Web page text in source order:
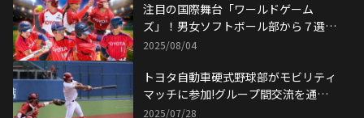
注目の国際舞台「ワールドゲーム
ズ」！男女ソフトボール部から７選手
が 世界一を目指す！
2025/08/04
トヨタ自動車硬式野球部がモビリティ
マッチに参加!グループ間交流を通し
て地域を盛り上げる大会に
2025/07/28